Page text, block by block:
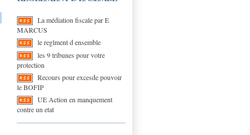
La médiation fiscale par E
MARCUS
le reglment d ensemble
les 9 tribunes pour votre
protection
Recours pour excesde pouvoir
le BOFIP
UE Action en manquement
contre un etat